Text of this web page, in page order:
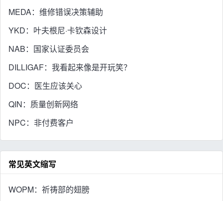
MEDA：维修错误决策辅助
YKD：叶夫根尼·卡钦森设计
NAB：国家认证委员会
DILLIGAF：我看起来像是开玩笑？
DOC：医生应该关心
QIN：质量创新网络
NPC：非付费客户
常见英文缩写
WOPM：祈祷部的翅膀